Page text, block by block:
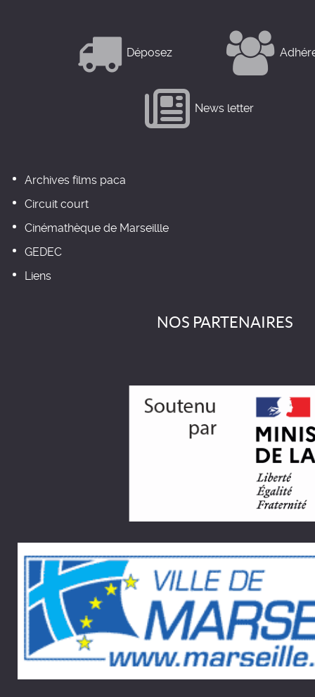
Déposez
News letter
Archives films paca
Circuit court
Cinémathèque de Marseillle
GEDEC
Liens
NOS PARTENAIRES